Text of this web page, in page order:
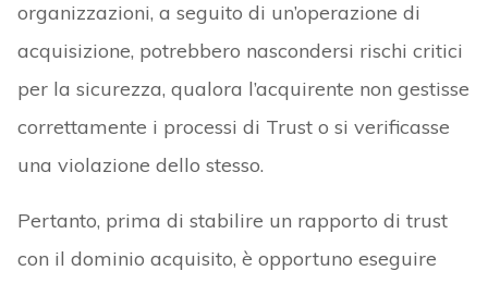
organizzazioni, a seguito di un’operazione di
acquisizione, potrebbero nascondersi rischi critici
per la sicurezza, qualora l’acquirente non gestisse
correttamente i processi di Trust o si verificasse
una violazione dello stesso.
Pertanto, prima di stabilire un rapporto di trust
con il dominio acquisito, è opportuno eseguire